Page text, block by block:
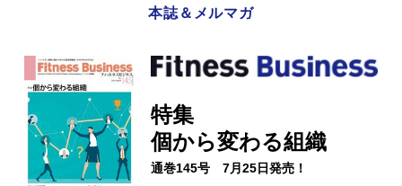
本誌＆メルマガ
特集
個から変わる組織
通巻145号 7月25日発売！